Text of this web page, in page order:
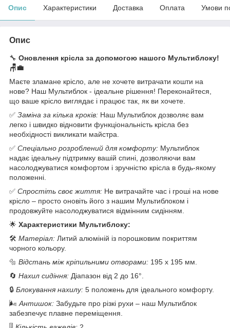
Опис Характеристики Доставка Оплата Умови
Опис
🔧 Оновлення крісла за допомогою нашого Мультиблоку!
🪑💼
Маєте зламане крісло, але не хочете витрачати кошти на
нове? Наш Мультиблок - ідеальне рішення! Переконайтеся,
що ваше крісло виглядає і працює так, як ви хочете.
✅ Заміна за кілька кроків: Наш Мультиблок дозволяє вам
легко і швидко відновити функціональність крісла без
необхідності викликати майстра.
✅ Спеціально розроблений для комфорту: Мультиблок
надає ідеальну підтримку вашій спині, дозволяючи вам
насолоджуватися комфортом і зручністю крісла в будь-якому
положенні.
✅ Спростіть своє життя: Не витрачайте час і гроші на нове
крісло – просто оновіть його з нашим Мультиблоком і
продовжуйте насолоджуватися відмінним сидінням.
🌟 Характеристики Мультиблоку:
🛠 Матеріал: Литий алюміній із порошковим покриттям
чорного кольору.
🔩 Відстань між кріпильними отворами: 195 х 195 мм.
🔄 Нахил сидіння: Діапазон від 2 до 16°.
🔒 Блокування нахилу: 5 положень для ідеального комфорту.
🌬 Антишок: Забудьте про різкі рухи – наш Мультиблок
забезпечує плавне переміщення.